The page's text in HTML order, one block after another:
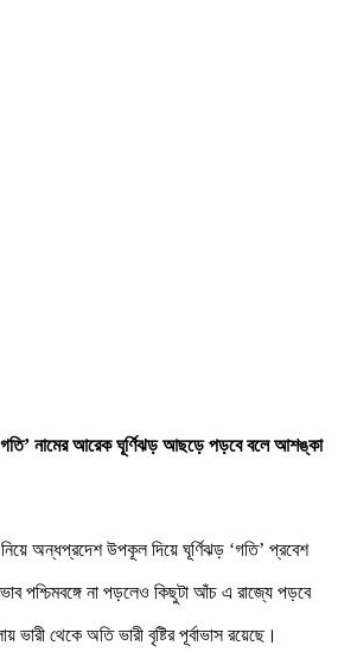
নামের আরেক ঘূর্ণিঝড় আছড়ে পড়বে বলে আশঙ্কা
অন্ধপ্রদেশ উপকূল দিয়ে ঘূর্ণিঝড় ‘গতি’ প্রবেশ
পশ্চিমবঙ্গে না পড়লেও কিছুটা আঁচ এ রাজ্যে পড়বে
থেকে অতি ভারী বৃষ্টির পূর্বাভাস রয়েছে।